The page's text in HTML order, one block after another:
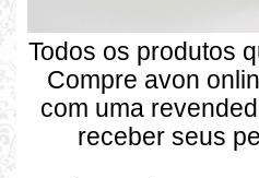
Todos os produtos
Compre avon
com uma
receber seus